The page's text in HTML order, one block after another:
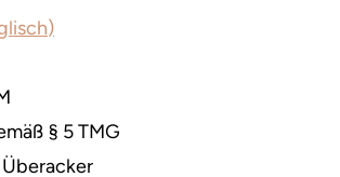
)
§ 5 TMG